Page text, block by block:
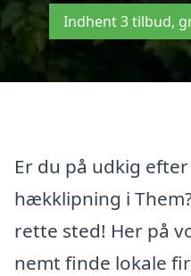
Indhent 3 tilbud,
Er du på udkig
hækklipning i
rette sted! Her på
nemt finde lokale